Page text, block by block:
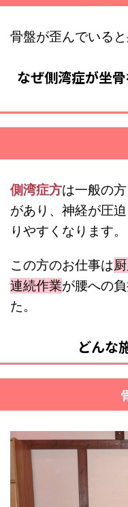
骨盤が歪んでいると
なぜ側湾症が坐
側湾症方は一般の方
があり、神経が圧
りやすくなります。
この方のお仕事は
連続作業が腰への
た。
どんな